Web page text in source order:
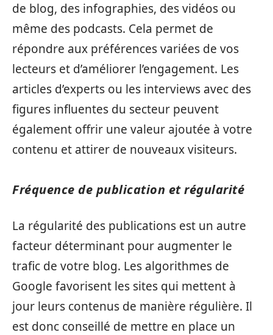
de blog, des infographies, des vidéos ou
même des podcasts. Cela permet de
répondre aux préférences variées de vos
lecteurs et d’améliorer l’engagement. Les
articles d’experts ou les interviews avec des
figures influentes du secteur peuvent
également offrir une valeur ajoutée à votre
contenu et attirer de nouveaux visiteurs.
Fréquence de publication et régularité
La régularité des publications est un autre
facteur déterminant pour augmenter le
trafic de votre blog. Les algorithmes de
Google favorisent les sites qui mettent à
jour leurs contenus de manière régulière. Il
est donc conseillé de mettre en place un